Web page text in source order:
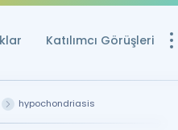
Katılımcı Görüşleri
Ücretsiz
YDS ve YÖKDİL
hypochondriasis